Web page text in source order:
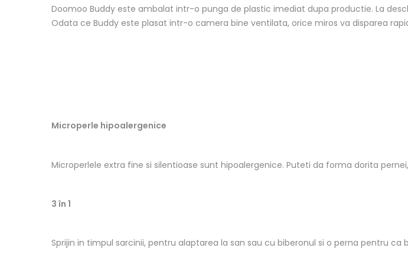
Doomoo Buddy este ambalat intr-o punga de plastic imediat dupa productie. La
Odata ce Buddy este plasat intr-o camera bine ventilata, orice miros va disparea
Microperle hipoalergenice
Microperlele extra fine si silentioase sunt hipoalergenice. Puteti da forma dorita
3 în 1
Sprijin in timpul sarcinii, pentru alaptarea la san sau cu biberonul si o perna pentru ca